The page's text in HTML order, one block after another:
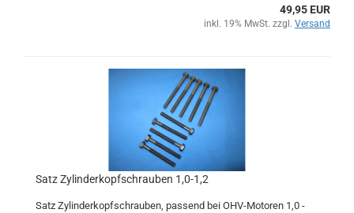
49,95 EUR
inkl. 19% MwSt. zzgl. Versand
Satz Zylinderkopfschrauben 1,0-1,2
Satz Zylinderkopfschrauben, passend bei OHV-Motoren 1,0 -